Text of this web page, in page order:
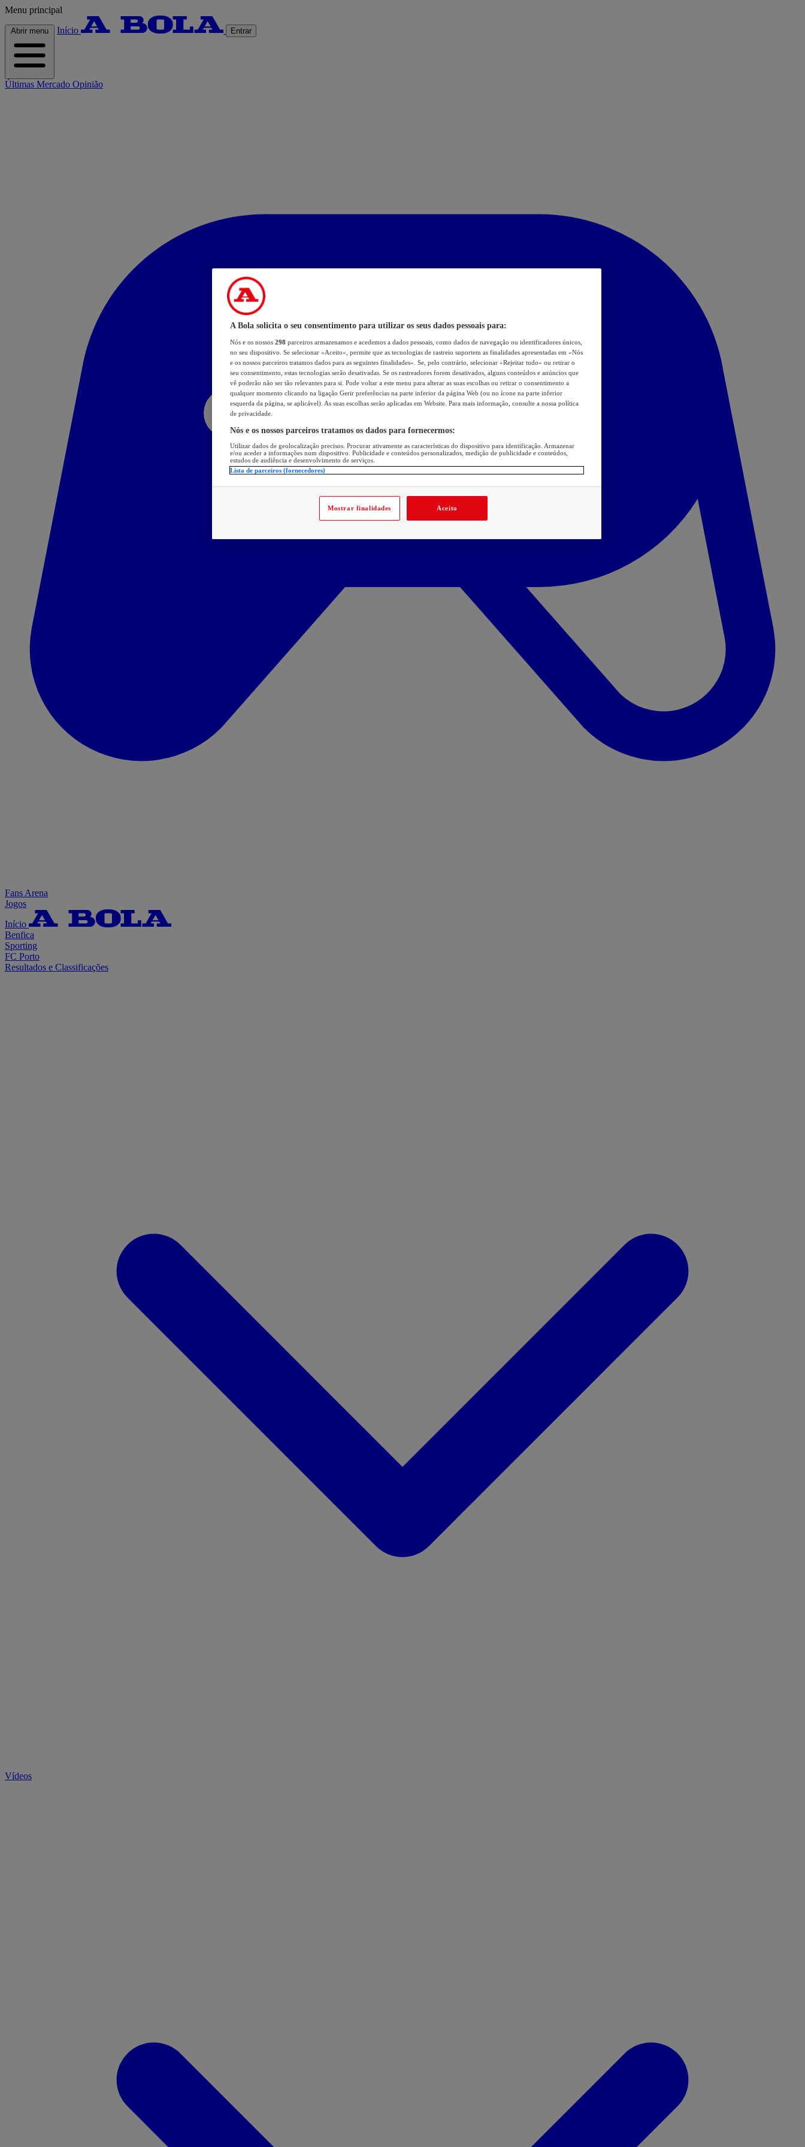
Menu principal
Abrir menu Início Entrar
Últimas Mercado Opinião
Fans Arena
Jogos
Início
Benfica
Sporting
FC Porto
Resultados e Classificações
Vídeos
A Bola solicita o seu consentimento para utilizar os seus dados pessoais para:
Nós e os nossos 298 parceiros armazenamos e acedemos a dados pessoais, como dados de navegação ou identificadores únicos,
no seu dispositivo. Se selecionar «Aceito», permite que as tecnologias de rastreio suportem as finalidades apresentadas em «Nós
e os nossos parceiros tratamos dados para as seguintes finalidades». Se, pelo contrário, selecionar «Rejeitar tudo» ou retirar o
seu consentimento, estas tecnologias serão desativadas. Se os rastreadores forem desativados, alguns conteúdos e anúncios que
vê poderão não ser tão relevantes para si. Pode voltar a este menu para alterar as suas escolhas ou retirar o consentimento a
qualquer momento clicando na ligação Gerir preferências na parte inferior da página Web (ou no ícone na parte inferior
esquerda da página, se aplicável). As suas escolhas serão aplicadas em Website. Para mais informação, consulte a nossa política
de privacidade.
Nós e os nossos parceiros tratamos os dados para fornecermos:
Utilizar dados de geolocalização precisos. Procurar ativamente as características do dispositivo para identificação. Armazenar
e/ou aceder a informações num dispositivo. Publicidade e conteúdos personalizados, medição de publicidade e conteúdos,
estudos de audiência e desenvolvimento de serviços.
Lista de parceiros (fornecedores)
Mostrar finalidades Aceito